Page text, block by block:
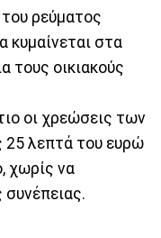
του ρεύματος
κυμαίνεται στα
τους οικιακούς
οι χρεώσεις των
25 λεπτά του ευρώ
χωρίς να